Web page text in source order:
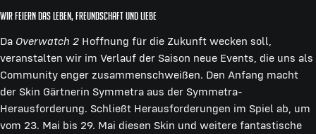
Wir feiern das Leben, Freundschaft und Liebe
Da Overwatch 2 Hoffnung für die Zukunft wecken soll,
veranstalten wir im Verlauf der Saison neue Events, die uns als
Community enger zusammenschweißen. Den Anfang macht
der Skin Gärtnerin Symmetra aus der Symmetra-
Herausforderung. Schließt Herausforderungen im Spiel ab, um
vom 23. Mai bis 29. Mai diesen Skin und weitere fantastische